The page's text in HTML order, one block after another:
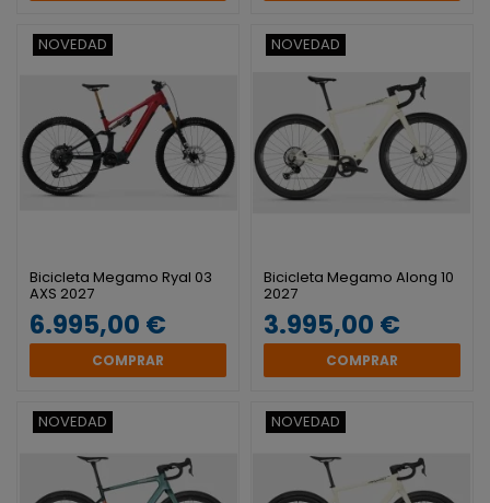
NOVEDAD
Bicicleta Megamo Ryal 03
AXS 2027
6.995,00 €
COMPRAR
NOVEDAD
Bicicleta Megamo Along 10
2027
3.995,00 €
COMPRAR
NOVEDAD NOVEDAD